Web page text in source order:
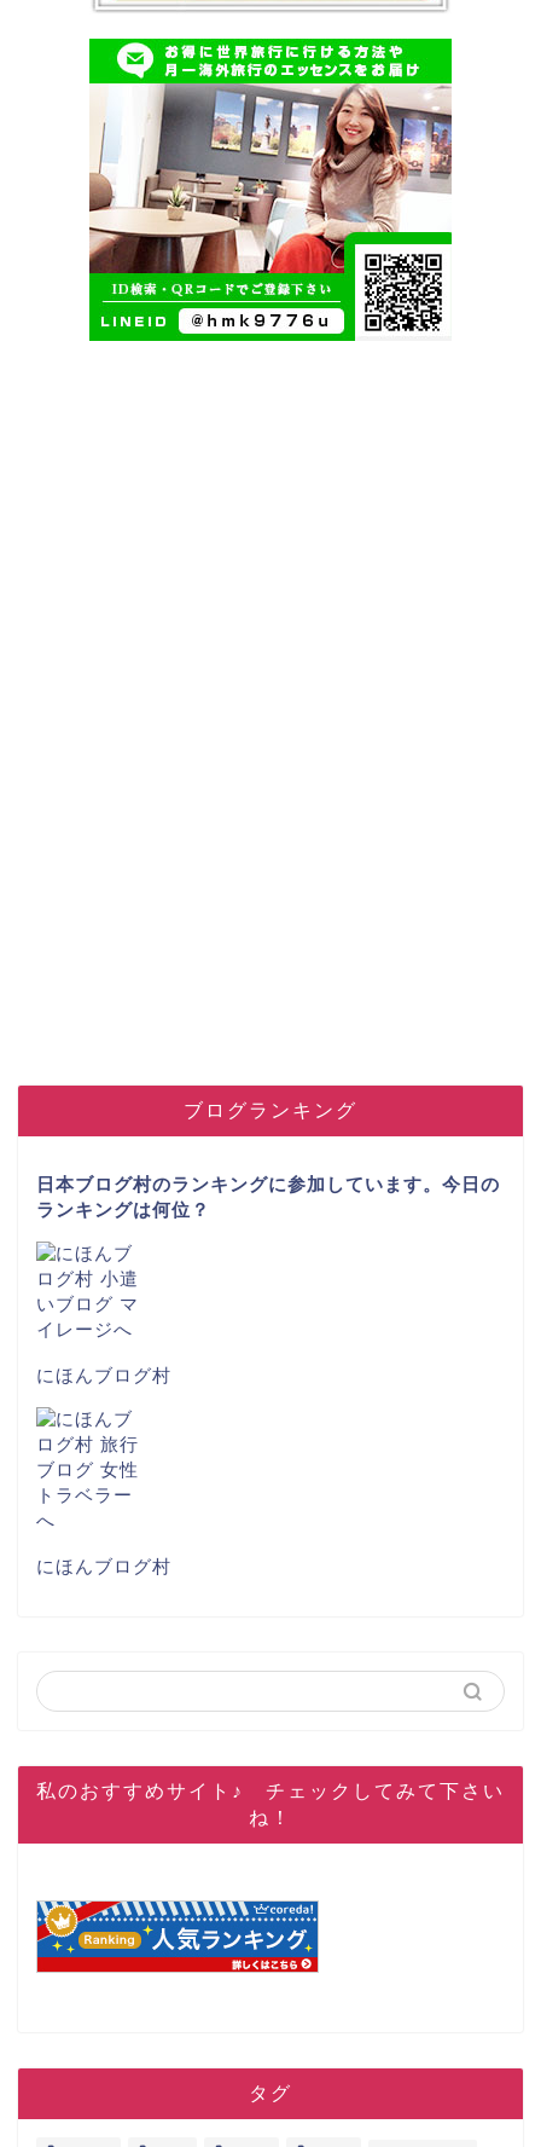
ブログランキング
日本ブログ村のランキングに参加しています。今日の
ランキングは何位？
にほんブログ村
にほんブログ村
私のおすすめサイト♪ チェックしてみて下さい
ね！
タグ